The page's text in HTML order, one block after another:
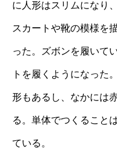
に人形はスリムになり
スカートや靴の模様を
った。ズボンを履いて
トを履くようになった
形もあるし、なかには
る。単体でつくること
ている。